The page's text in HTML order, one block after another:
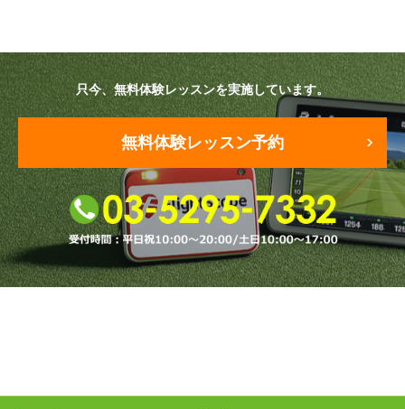
飛距離アップしたい
自分に合うクラブが欲しい
法人向けプラン
プラン・料金
店舗一覧
東京
只今、無料体験レッスンを実施しています。
無料体験レッスン予約